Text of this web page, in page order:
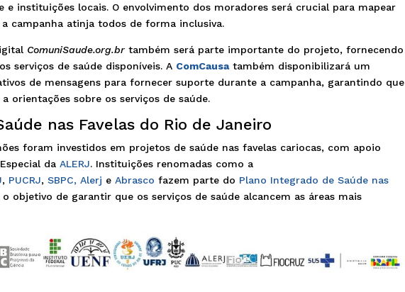
e instituições locais. O envolvimento dos moradores será crucial para mapear
campanha atinja todos de forma inclusiva.
ComuniSaude.org.br também será parte importante do projeto, fornecendo
serviços de saúde disponíveis. A ComCausatambém disponibilizará um
de mensagens para fornecer suporte durante a campanha, garantindo que
orientações sobre os serviços de saúde.
nas Favelas do Rio de Janeiro
foram investidos em projetos de saúde nas favelas cariocas, com apoio
daALERJ. Instituições renomadas como a
, PUCRJ,SBPC,Alerj eAbrasco fazem parte do Plano Integrado de Saúde nas
objetivo de garantir que os serviços de saúde alcancem as áreas mais